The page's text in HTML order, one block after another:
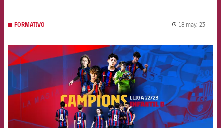
FORMATIVO 18 may. 23
FCB Barcelona badge